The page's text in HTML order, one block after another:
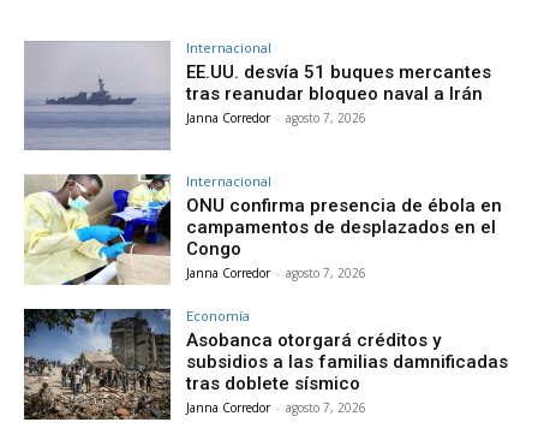
Internacional
EE.UU. desvía 51 buques mercantes
tras reanudar bloqueo naval a Irán
Janna Corredor - agosto 7, 2026
Internacional
ONU confirma presencia de ébola en
campamentos de desplazados en el
Congo
Janna Corredor - agosto 7, 2026
Economía
Asobanca otorgará créditos y
subsidios a las familias damnificadas
tras doblete sísmico
Janna Corredor - agosto 7, 2026